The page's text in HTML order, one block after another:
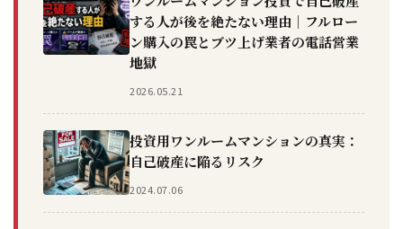
する人が後を絶たない理由｜フルロー
ン購入の罠とブツ上げ業者の電話営業
地獄
2026.05.21
投資用ワンルームマンションの真実：
自己破産に陥るリスク
2024.07.06